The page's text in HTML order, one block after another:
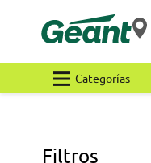
Categorías
Filtros